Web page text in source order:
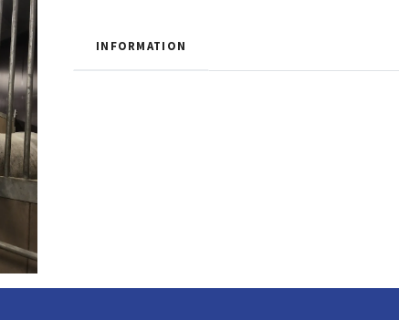
INFORMATION